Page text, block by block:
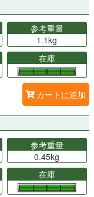
参考重量
1.1kg
在庫
カートに追加
参考重量
0.45kg
在庫